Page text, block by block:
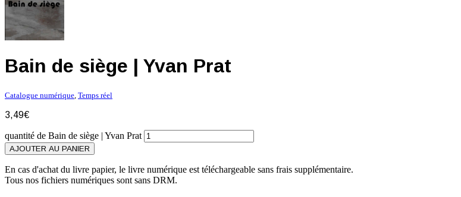
Bain de siège | Yvan Prat
Catalogue numérique, Temps réel
3,49€
quantité de Bain de siège | Yvan Prat
AJOUTER AU PANIER
En cas d'achat du livre papier, le livre numérique est téléchargeable sans frais supplémentaire.
Tous nos fichiers numériques sont sans DRM.